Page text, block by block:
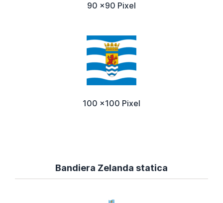
90 x90 Pixel
100 x100 Pixel
Bandiera Zelanda statica